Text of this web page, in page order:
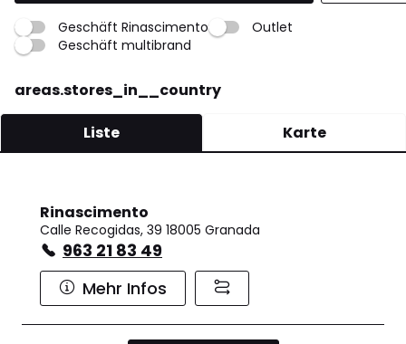
Geschäft Rinascimento
Outlet
Geschäft multibrand
areas.stores_in__country
Liste Karte
Rinascimento
Calle Recogidas, 39 18005 Granada
963 21 83 49
Mehr Infos